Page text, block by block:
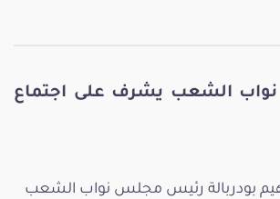
الشعب يشرف على اجتماع
بودربالة رئيس مجلس نواب الشعب